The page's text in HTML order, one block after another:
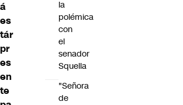
á
es
tár
pr
es
en
te
la
polémica
con
el
senador
Squella
"Señora
de